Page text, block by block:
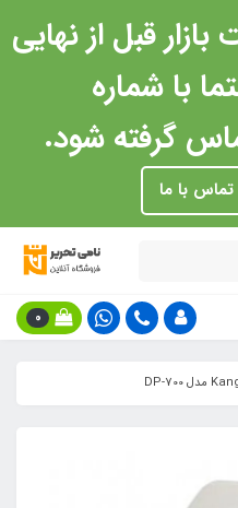
قبل از نهایی
با شماره
تماس گرفته شود.
تماس با ما
0